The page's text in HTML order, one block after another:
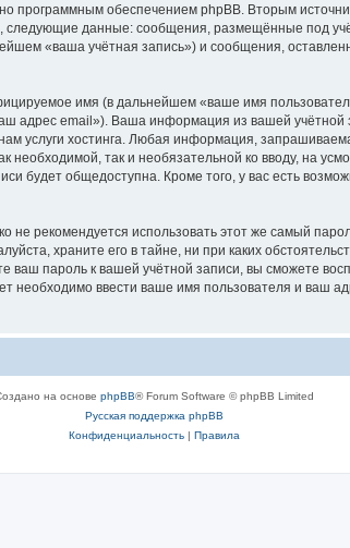
программным обеспечением phpBB. Вторым
данные: сообщения, размещённые под
«ваша учётная запись») и сообщения,
имя (в дальнейшем «ваше имя
адрес email»). Ваша информация из вашей учётной
услуги хостинга. Любая информация,
необходимой, так и необязательной ко вводу, на
будет общедоступна. Кроме того, у вас есть
рекомендуется использовать этот же самый
храните его в тайне, ни при каких
ваш пароль к вашей учётной записи, вы сможете
ввести ваше имя пользователя и ваш
на основе phpBB® Forum Software © phpBB Limited
Русская поддержка phpBB
Конфиденциальность| Правила